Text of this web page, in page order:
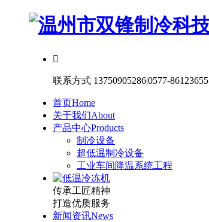

联系方式 13750905286|0577-86123655
首页Home
关于我们About
产品中心Products
制冷设备
超低温制冷设备
工业车间降温系统工程
传承工匠精神
打造优质服务
新闻资讯News